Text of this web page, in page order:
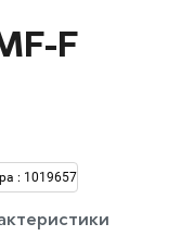
F
: 1019657